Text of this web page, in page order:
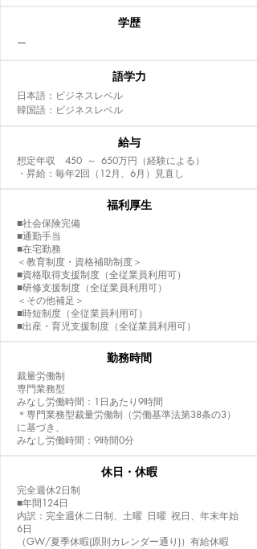
​学歴
ー
語学力
日本語：ビジネスレベル
韓国語：ビジネスレベル
給与
想定年収 450 ～ 650万円（経験による）
・昇給：毎年2回（12月、6月）見直し
福利厚生
■社会保険完備
■通勤手当
■在宅勤務
＜教育制度・資格補助制度＞
■資格取得支援制度（全従業員利用可）
■研修支援制度（全従業員利用可）
＜その他補足＞
■時短制度（全従業員利用可）
■出産・育児支援制度（全従業員利用可）
​勤務時間
裁量労働制
専門業務型
みなし労働時間：1日あたり9時間
＊専門業務型裁量労働制（労働基準法第38条の3）
に基づき、
みなし労働時間：9時間0分
休日・休暇
完全週休2日制
■年間124日
内訳：完全週休二日制、土曜 日曜 祝日、年末年始
6日
（GW/夏季休暇(原則カレンダー通り)）有給休暇